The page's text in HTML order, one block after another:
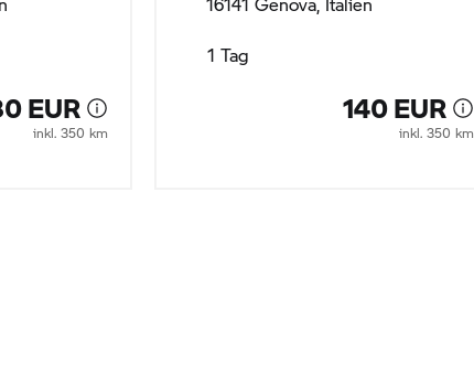
EUR
inkl. 350 km
1 Tag
140 EUR
inkl. 350 km